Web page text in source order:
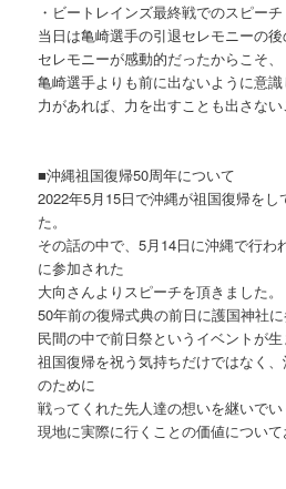
・ビートレインズ最終戦でのスピーチ
当日は亀崎選手の引退セレモニーの後
セレモニーが感動的だったからこそ、
亀崎選手よりも前に出ないように意識
力があれば、力を出すことも出さない
■沖縄祖国復帰50周年について
2022年5月15日で沖縄が祖国復帰をし
た。
その話の中で、5月14日に沖縄で行わ
に参加された
大向さんよりスピーチを頂きました。
50年前の復帰式典の前日に護国神社に
民間の中で前日祭というイベントが生
祖国復帰を祝う気持ちだけではなく
のために
戦ってくれた先人達の想いを継いでい
現地に実際に行くことの価値について